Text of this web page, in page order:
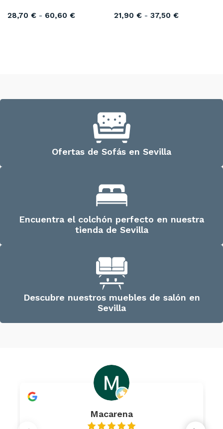
28,70 € - 60,60 € 21,90 € - 37,50 €
Ofertas de Sofás en Sevilla
Encuentra el colchón perfecto en nuestra
tienda de Sevilla
Descubre nuestros muebles de salón en
Sevilla
Macarena